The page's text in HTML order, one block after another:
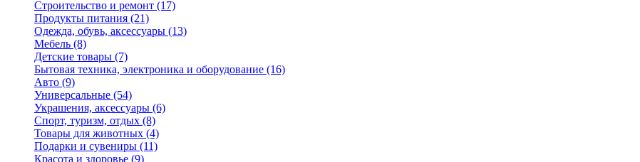
Строительство и ремонт (17)
Продукты питания (21)
Одежда, обувь, аксессуары (13)
Мебель (8)
Детские товары (7)
Бытовая техника, электроника и оборудование (16)
Авто (9)
Универсальные (54)
Украшения, аксессуары (6)
Спорт, туризм, отдых (8)
Товары для животных (4)
Подарки и сувениры (11)
Красота и здоровье (9)